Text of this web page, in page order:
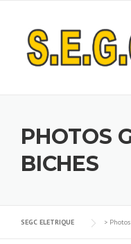
content
PHOTOS
BICHES
SEGC ELETRIQUE >